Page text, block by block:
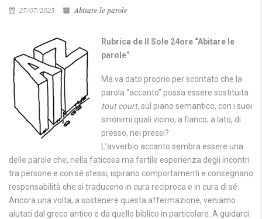
27/07/2025 Abitare le parole
Rubrica de Il Sole 24ore “Abitare le
parole”
Ma va dato proprio per scontato che la
parola “accanto” possa essere sostituita
tout court, sul piano semantico, con i suoi
sinonimi quali vicino, a fianco, a lato, di
presso, nei pressi?
L’avverbio accanto sembra essere una
delle parole che, nella faticosa ma fertile esperienza degli incontri
tra persone e con sé stessi, ispirano comportamenti e consegnano
responsabilità che si traducono in cura reciproca e in cura di sé.
Ancora una volta, a sostenere questa affermazione, veniamo
aiutati dal greco antico e da quello biblico in particolare. A guidarci